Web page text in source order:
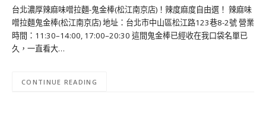
台北濃厚辣麻味噌拉麵-鬼金棒(松江南京店)！辣度麻度自由選！ 辣麻味
噌拉麵鬼金棒(松江南京店) 地址：台北市中山區松江路123巷8-2號 營業
時間：11:30–14:00, 17:00–20:30 這間鬼金棒已經收在我口袋名單已
久，一直看大…
CONTINUE READING